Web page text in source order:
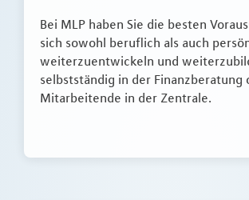
Bei MLP haben Sie die besten
sich sowohl beruflich als auch
weiterzuentwickeln und
selbstständig in der Finanzberatung
Mitarbeitende in der Zentrale.